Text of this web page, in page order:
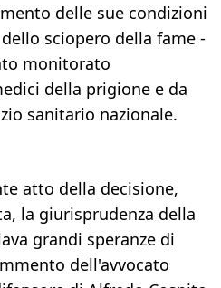
delle sue condizioni
sciopero della fame -
monitorato
della prigione e da
sanitario nazionale.
atto della decisione,
la giurisprudenza della
grandi speranze di
dell'avvocato